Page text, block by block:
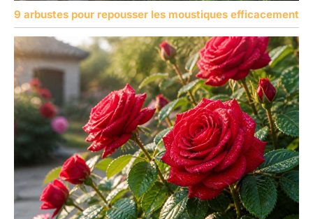
9 arbustes pour repousser les moustiques efficacement